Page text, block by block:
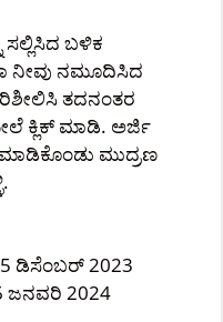
ಬಳಿಕ
ನೀವು ನಮೂದಿಸಿದ
ತದನಂತರ
ಕ್ಲಿಕ್ ಮಾಡಿ. ಅರ್ಜಿ
ಮುದ್ರಣ
ಡಿಸೆಂಬರ್ 2023
ಜನವರಿ 2024